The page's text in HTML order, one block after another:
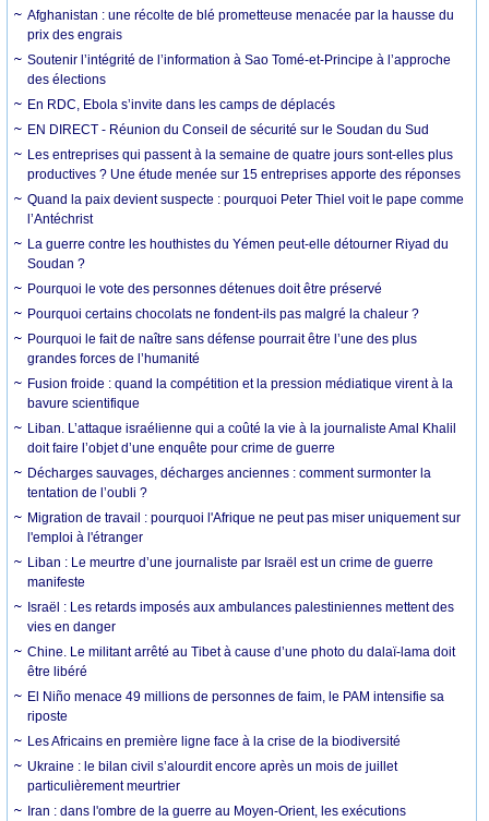
Afghanistan : une récolte de blé prometteuse menacée par la hausse du
prix des engrais
Soutenir l’intégrité de l’information à Sao Tomé-et-Principe à l’approche
des élections
En RDC, Ebola s’invite dans les camps de déplacés
EN DIRECT - Réunion du Conseil de sécurité sur le Soudan du Sud
Les entreprises qui passent à la semaine de quatre jours sont-elles plus
productives ? Une étude menée sur 15 entreprises apporte des réponses
Quand la paix devient suspecte : pourquoi Peter Thiel voit le pape comme
l’Antéchrist
La guerre contre les houthistes du Yémen peut-elle détourner Riyad du
Soudan ?
Pourquoi le vote des personnes détenues doit être préservé
Pourquoi certains chocolats ne fondent-ils pas malgré la chaleur ?
Pourquoi le fait de naître sans défense pourrait être l’une des plus
grandes forces de l’humanité
Fusion froide : quand la compétition et la pression médiatique virent à la
bavure scientifique
Liban. L’attaque israélienne qui a coûté la vie à la journaliste Amal Khalil
doit faire l’objet d’une enquête pour crime de guerre
Décharges sauvages, décharges anciennes : comment surmonter la
tentation de l’oubli ?
Migration de travail : pourquoi l'Afrique ne peut pas miser uniquement sur
l'emploi à l'étranger
Liban : Le meurtre d’une journaliste par Israël est un crime de guerre
manifeste
Israël : Les retards imposés aux ambulances palestiniennes mettent des
vies en danger
Chine. Le militant arrêté au Tibet à cause d’une photo du dalaï-lama doit
être libéré
El Niño menace 49 millions de personnes de faim, le PAM intensifie sa
riposte
Les Africains en première ligne face à la crise de la biodiversité
Ukraine : le bilan civil s’alourdit encore après un mois de juillet
particulièrement meurtrier
Iran : dans l'ombre de la guerre au Moyen-Orient, les exécutions